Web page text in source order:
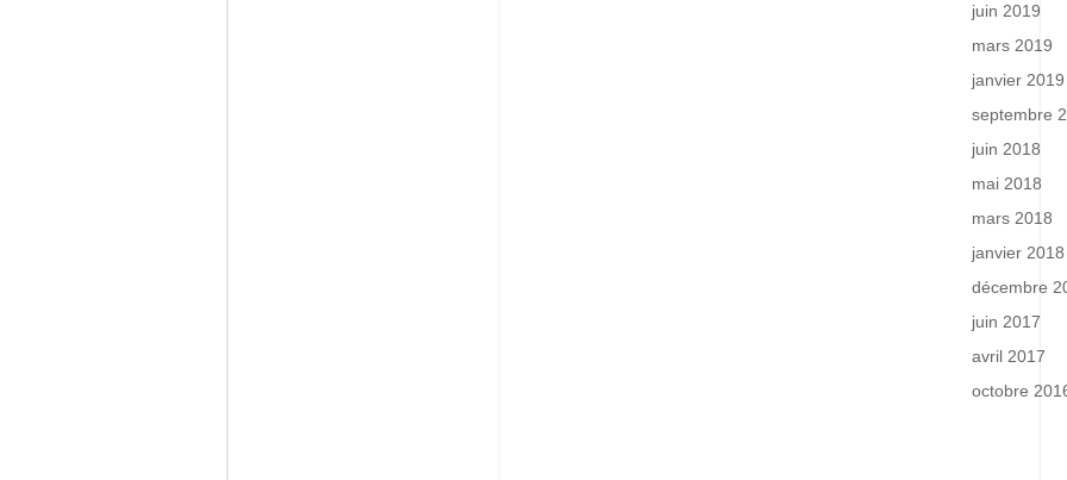
juin 2019
mars 2019
janvier 2019
septembre
juin 2018
mai 2018
mars 2018
janvier 2018
décembre
juin 2017
avril 2017
octobre